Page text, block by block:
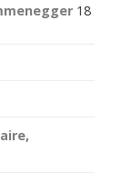
18